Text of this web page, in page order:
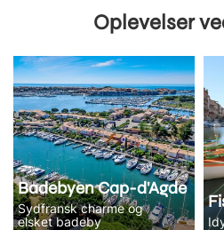
Oplevelser
Badebyen Cap-d'Agde
Sydfransk charme og
elsket badeby